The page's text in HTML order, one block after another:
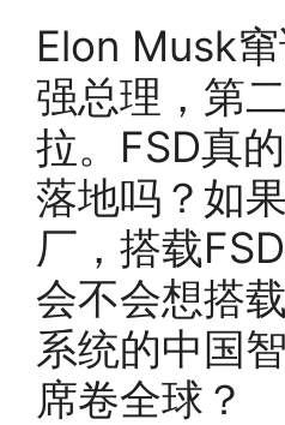
Elon Musk
强总理，第
拉。FSD真
落地吗？如
厂，搭载
会不会想搭
系统的中国
席卷全球？